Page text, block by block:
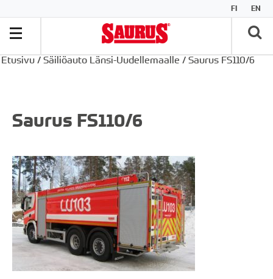
FI EN
Etusivu / Säiliöauto Länsi-Uudellemaalle / Saurus FS110/6
Saurus FS110/6